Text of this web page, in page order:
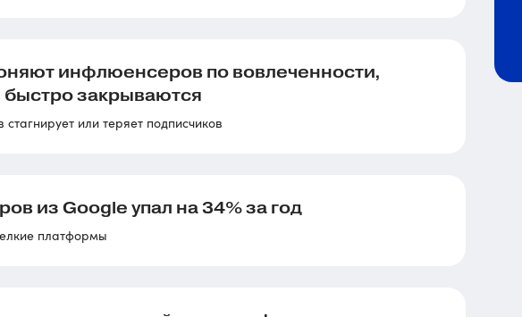
инфлюенсеров по вовлеченности,
быстро закрываются
или теряет подписчиков
из Google упал на 34% за год
платформы